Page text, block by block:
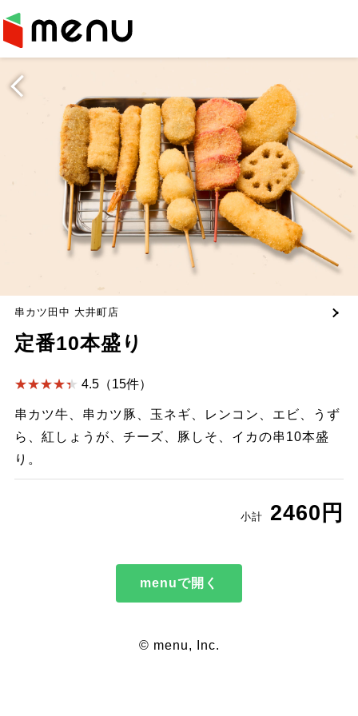
串カツ田中 大井町店
定番10本盛り
4.5（15件）
串カツ牛、串カツ豚、玉ネギ、レンコン、エビ、うず
ら、紅しょうが、チーズ、豚しそ、イカの串10本盛
り。
小計 2460円
menuで開く
© menu, Inc.